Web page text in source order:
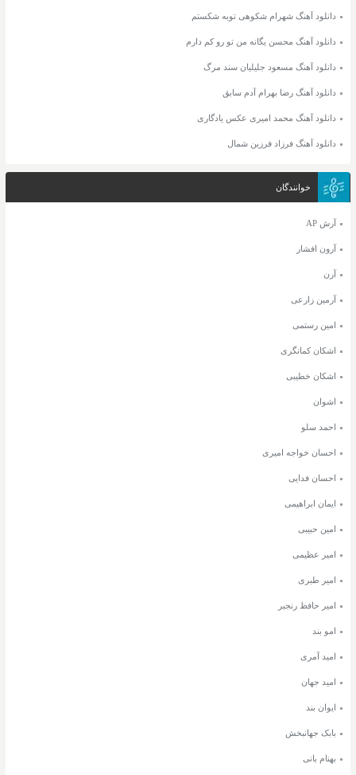
دانلود آهنگ شهرام شکوهی توبه شکستم
دانلود آهنگ محسن یگانه من تو رو کم دارم
دانلود آهنگ مسعود جلیلیان سند مرگ
دانلود آهنگ رضا بهرام آدم سابق
دانلود آهنگ محمد امیری عکس یادگاری
دانلود آهنگ فرزاد فرزین شمال
خوانندگان
آرش AP
آرون افشار
آرن
آرمین زارعی
امین رستمی
اشکان کمانگری
اشکان خطیبی
اشوان
احمد سلو
احسان خواجه امیری
احسان فدایی
ایمان ابراهیمی
امین حبیبی
امیر عظیمی
امیر طبری
امیر حافظ رنجبر
امو بند
امید آمری
امید جهان
ایوان بند
بابک جهانبخش
بهنام بانی